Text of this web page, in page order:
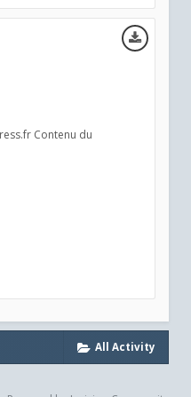
Contenu du
All Activity